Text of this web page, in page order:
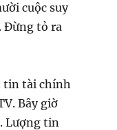
cuộc suy
Đừng tỏ ra
tin tài chính
Bây giờ
Lượng tin